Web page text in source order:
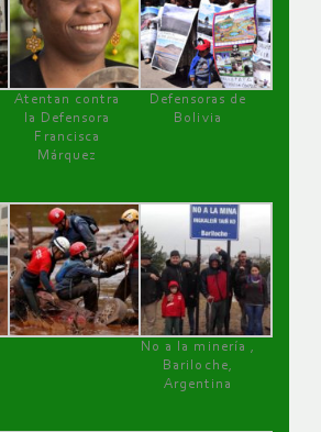
Atentan contra
la Defensora
Francisca
Márquez
Defensoras de
Bolivia
No a la minería ,
Bariloche,
Argentina